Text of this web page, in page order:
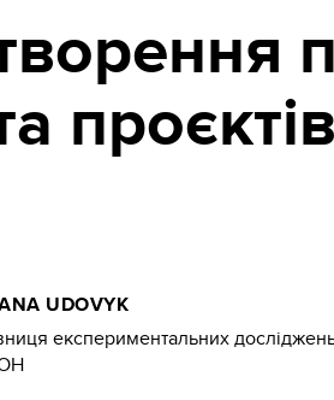
UDOVYK
експериментальних